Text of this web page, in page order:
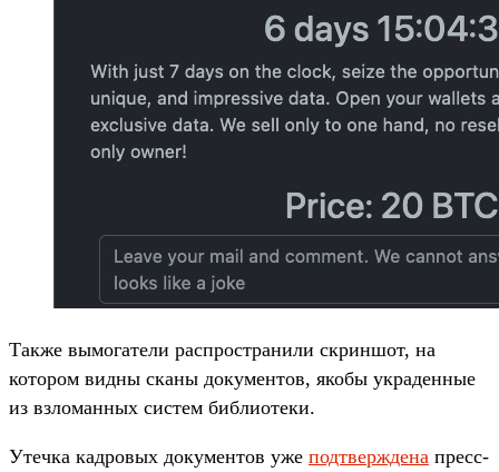
Также вымогатели распространили скриншот, на
котором видны сканы документов, якобы украденные
из взломанных систем библиотеки.
Утечка кадровых документов уже подтверждена пресс-